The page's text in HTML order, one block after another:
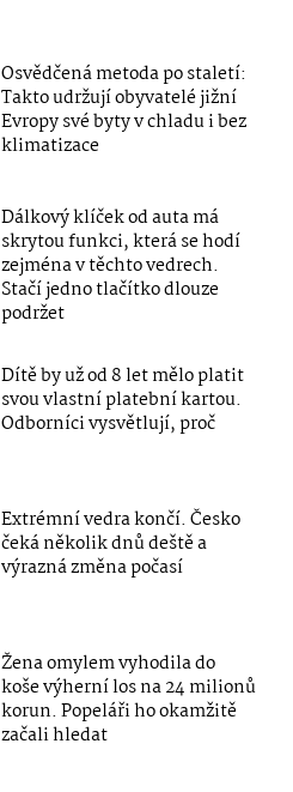
Osvědčená metoda po staletí:
Takto udržují obyvatelé jižní
Evropy své byty v chladu i bez
klimatizace
Dálkový klíček od auta má
skrytou funkci, která se hodí
zejména v těchto vedrech.
Stačí jedno tlačítko dlouze
podržet
Dítě by už od 8 let mělo platit
svou vlastní platební kartou.
Odborníci vysvětlují, proč
Extrémní vedra končí. Česko
čeká několik dnů deště a
výrazná změna počasí
Žena omylem vyhodila do
koše výherní los na 24 milionů
korun. Popeláři ho okamžitě
začali hledat